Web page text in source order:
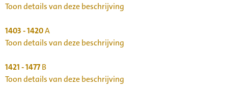
Toon details van deze beschrijving
1403 - 1420A
Toon details van deze beschrijving
1421 - 1477B
Toon details van deze beschrijving